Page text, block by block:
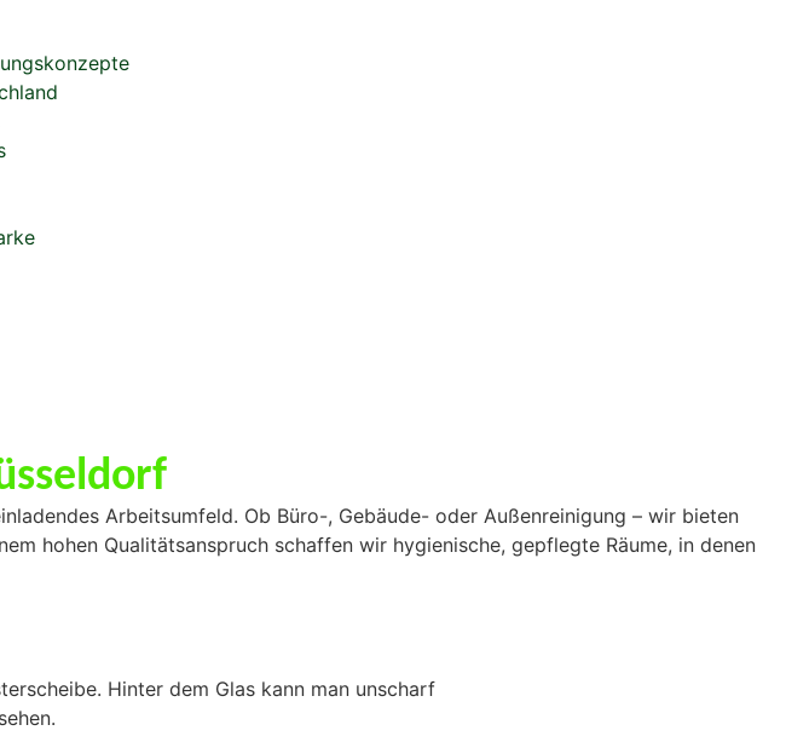
Arbeitsumfeld. Ob Büro-, Gebäude- oder Außenreinigung – wir bieten
hohen Qualitätsanspruch schaffen wir hygienische, gepflegte Räume, in denen